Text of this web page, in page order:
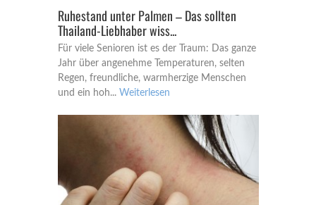
Ruhestand unter Palmen – Das sollten
Thailand-Liebhaber wiss...
Für viele Senioren ist es der Traum: Das ganze
Jahr über angenehme Temperaturen, selten
Regen, freundliche, warmherzige Menschen
und ein hoh... Weiterlesen